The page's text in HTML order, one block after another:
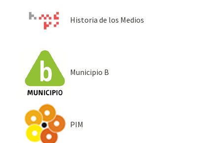
Historia de los Medios
Municipio B
PIM